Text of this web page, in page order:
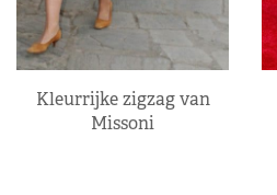
Kleurrijke zigzag van
Missoni